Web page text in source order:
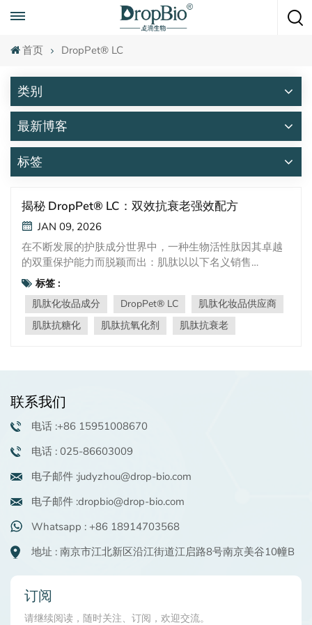
+86 15951008670
首页 DropPet® LC
类别
最新博客
标签
揭秘 DropPet® LC：双效抗衰老强效配方
JAN 09, 2026
在不断发展的护肤成分世界中，一种生物活性肽因其卓越
的双重保护能力而脱颖而出：肌肽以以下名义销售
DropPet® LC这种高纯度、水溶性二肽正在革新对抗可见
衰老迹象的配方。让我们深入了解一下为什么这种成分正
成为先进化妆品科学中的必备成分。 DropPet® LC是什
么？肌肽（β-丙氨酰-L-组氨酸）是一种天然存在的二肽，
在人体肌肉和脑组织中含量丰富。我们的 DropPet® LC 是
适用于化妆品应用。肌肽的 INCI 名称为肌肽（CAS 305-
心益处：抵御衰老DropPet® LC 为皮肤提供双重保护策
生的有害自由基，例如活性氧（ROS）和α,β-不饱和醛。这
种作用可保护细胞蛋白质和脂质免受氧化应激的损害，而
糖化作用：肌肽作为一种“羰基清除剂”，能够抑制晚期糖
基化终产物（AGEs）的形成。AGEs会损伤胶原蛋白和弹
性蛋白，导致肌肤失去紧致度、产生皱纹，并使肤色暗
沉。肌肽通过保护蛋白质免受糖分损伤，帮助维持肌肤的
实了DropPet® LC的强大功能：优异的自由基清除能力：
高达 53.1%）。pH 值和温度稳定性：在较宽的 pH 值范围
内保持高效（在弱酸性条件下效果最佳），并表现出优异
标签 :
肌肽化妆品成分
DropPet® LC
肌肽化妆品供应商
肌肽抗糖化
肌肽抗氧化剂 肌肽抗衰老
联系我们
电话 :+86 15951008670
电话 : 025-86603009
电子邮件 :judyzhou@drop-bio.com
电子邮件 :dropbio@drop-bio.com
Whatsapp : +86 18914703568
地址 : 南京市江北新区沿江街道江启路8号南京美谷10幢B
订阅
请继续阅读，随时关注、订阅，欢迎交流。